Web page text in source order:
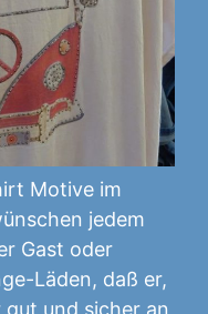
Motive im
jedem
Gast oder
Läden, daß er,
und sicher an